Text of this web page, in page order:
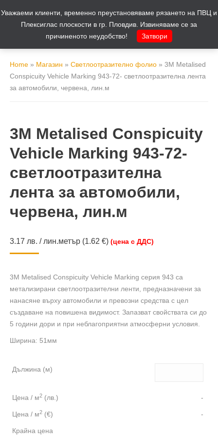
Home » Магазин » Светлоотразително фолио » 3M Metalised
Conspicuity Vehicle Marking 943-72- светлоотразителна лента
за автомобили, червена, лин.м
3M Metalised Conspicuity
Vehicle Marking 943-72-
светлоотразителна
лента за автомобили,
червена, лин.м
3.17 лв. / лин.метър (1.62 €) (цена с ДДС)
3M Metalised Conspicuity Vehicle Marking серия 943 са
метализирани светлоотразителни ленти, предназначени за
нанасяне върху автомобили и превозни средства с цел
създаване на повишена видимост. Запазват свойствата си до
5 години дори и при неблагоприятни атмосферни условия.
Ширина: 51мм
Дължина (м)
Цена / м2 (лв.) -
Цена / м2 (€) -
Крайна цена
Уважаеми клиенти, временно преустановяваме рязането на ПВЦ и
Плексиглас плоскости в гр. Пловдив. Извиняваме се за
причиненото неудобство!
Затвори